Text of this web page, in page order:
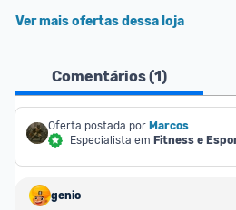
Ver mais ofertas dessa loja
Comentários (1)
Oferta postada por Marcos
Especialista em Fitness e
genio